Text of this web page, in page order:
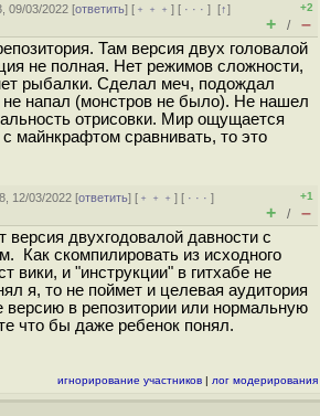
09/03/2022 [ответить] [ ﹢﹢﹢] [ · · ·][↑]
+2
+ / –
Там версия двух головалой
не полная. Нет режимов сложности,
рыбалки. Сделал меч, подождал
не напал (монстров не было). Не нашел
отрисовки. Мир ощущается
майнкрафтом сравнивать, то это
12/03/2022 [ответить] [ ﹢﹢﹢] [ · · ·]
+1
+ / –
версия двухгодовалой давности с
Как скомпилировать из исходного
вики, и "инструкции" в гитхабе не
я, то не поймет и целевая аудитория
версию в репозитории или нормальную
что бы даже ребенок понял.
игнорирование участников | лог модерирования